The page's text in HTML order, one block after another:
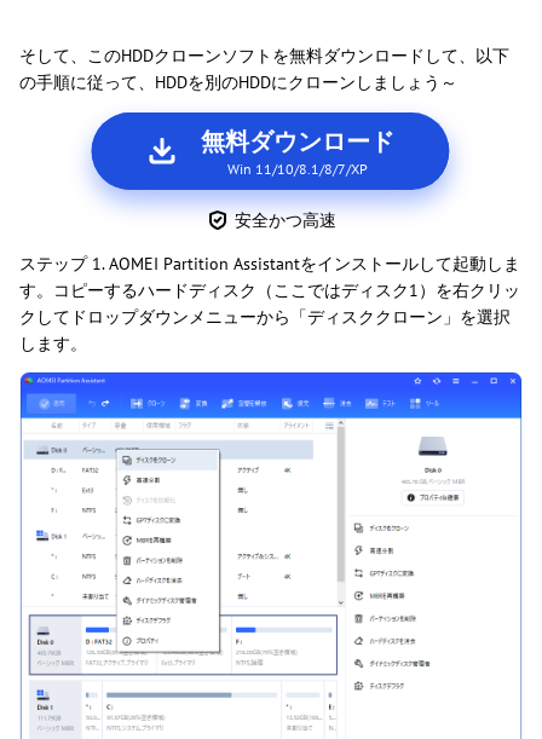
そして、このHDDクローンソフトを無料ダウンロードして、以下
の手順に従って、HDDを別のHDDにクローンしましょう～
無料ダウンロード
Win 11/10/8.1/8/7/XP
安全かつ高速
ステップ 1. AOMEI Partition Assistantをインストールして起動しま
す。コピーするハードディスク（ここではディスク1）を右クリッ
クしてドロップダウンメニューから「ディスククローン」を選択
します。